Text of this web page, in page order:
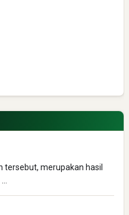
Tifa dan Roy Suryo
yang Menginspirasi
tersebut, merupakan hasil